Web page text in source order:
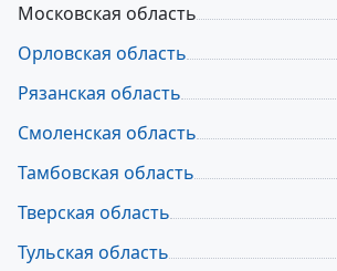
Московская область
Орловская область
Рязанская область
Смоленская область
Тамбовская область
Тверская область
Тульская область